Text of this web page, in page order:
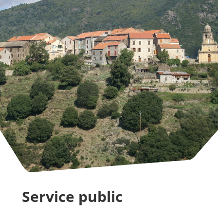
Service public